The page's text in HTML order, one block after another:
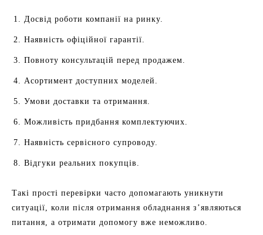
Досвід роботи компанії на ринку.
Наявність офіційної гарантії.
Повноту консультацій перед продажем.
Асортимент доступних моделей.
Умови доставки та отримання.
Можливість придбання комплектуючих.
Наявність сервісного супроводу.
Відгуки реальних покупців.
Такі прості перевірки часто допомагають уникнути
ситуації, коли після отримання обладнання з’являються
питання, а отримати допомогу вже неможливо.